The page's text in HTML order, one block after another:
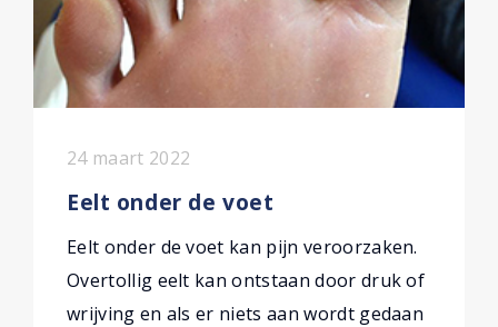
24 maart 2022
Eelt onder de voet
Eelt onder de voet kan pijn veroorzaken.
Overtollig eelt kan ontstaan door druk of
wrijving en als er niets aan wordt gedaan